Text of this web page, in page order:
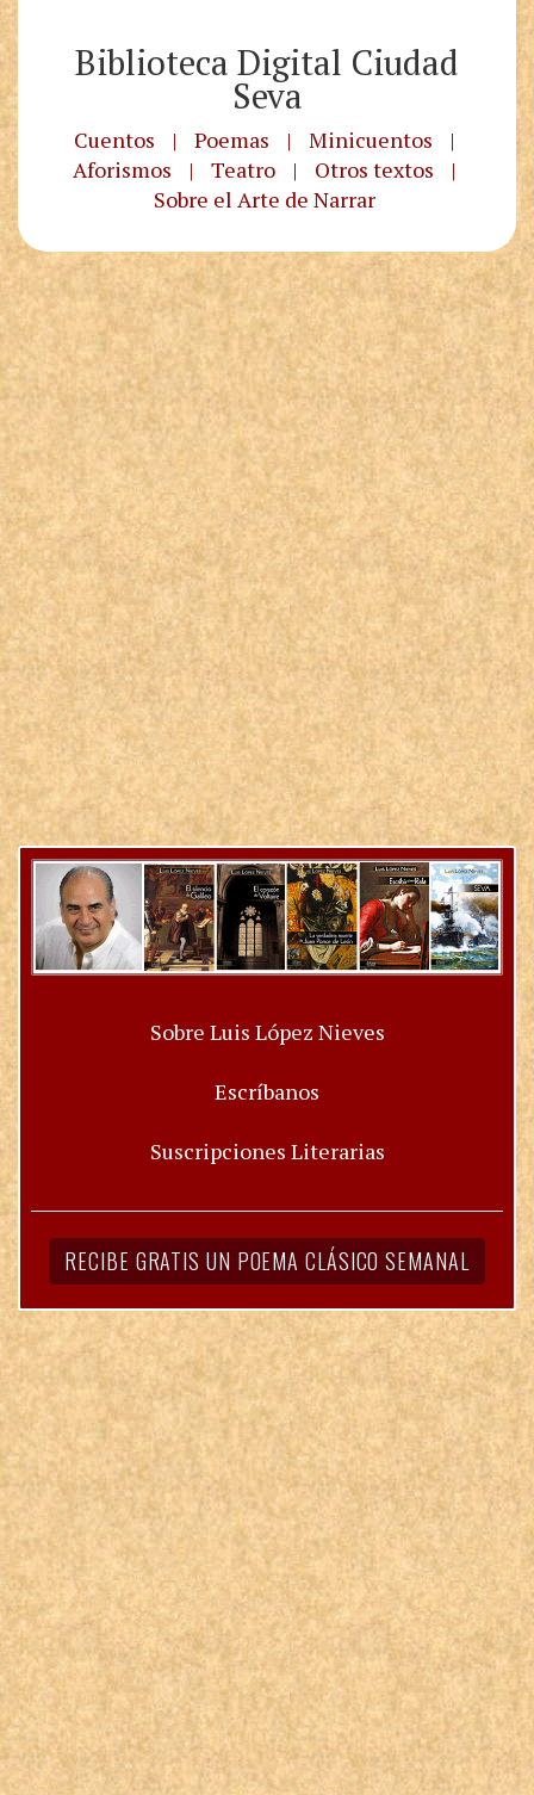
Biblioteca Digital Ciudad
Seva
Cuentos | Poemas | Minicuentos
|
Aforismos
| Teatro | Otros textos
|
Sobre el Arte de Narrar
Sobre Luis López Nieves
Escríbanos
Suscripciones Literarias
RECIBE GRATIS UN POEMA CLÁSICO SEMANAL